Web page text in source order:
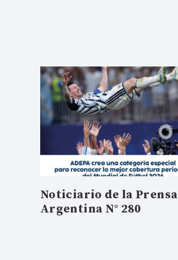
Noticiario de la Prensa
Argentina N° 280